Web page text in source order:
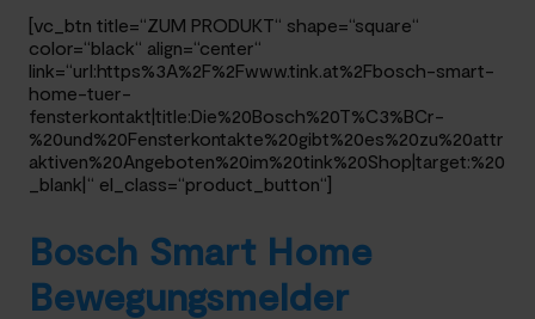
[vc_btn title=“ZUM PRODUKT“ shape=“square“
color=“black“ align=“center“
link=“url:https%3A%2F%2Fwww.tink.at%2Fbosch-smart-
home-tuer-
fensterkontakt|title:Die%20Bosch%20T%C3%BCr-
%20und%20Fensterkontakte%20gibt%20es%20zu%20attr
aktiven%20Angeboten%20im%20tink%20Shop|target:%20
_blank|“ el_class=“product_button“]
Bosch Smart Home
Bewegungsmelder